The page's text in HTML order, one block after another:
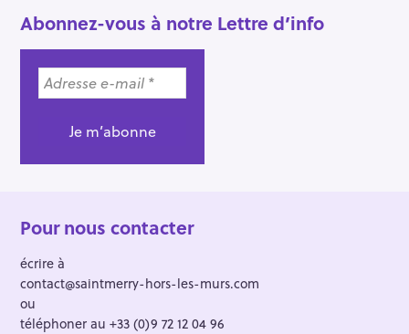
a
v
i
g
n
Abonnez-vous à notre Lettre d’info
Pour nous contacter
écrire à
contact@saintmerry-hors-les-murs.com
ou
téléphoner au +33 (0)9 72 12 04 96